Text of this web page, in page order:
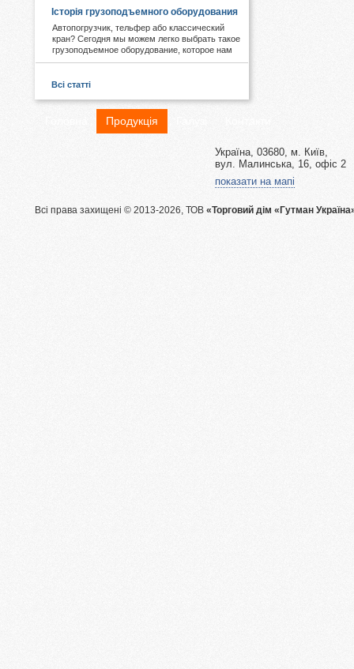
Історія грузоподъемного оборудования
Автопогрузчик, тельфер або классический
кран? Сегодня мы можем легко выбрать такое
грузоподъемное оборудование, которое нам
необходимо. А знаете ли Вы, что первые виды
древности. Примером служат известные
гидротехнические объекты Китая.
Всі статті
Продукція
Україна, 03680, м. Київ,
вул. Малинська, 16, офіс 2
показати на мапі
Всі права захищені © 2013-2026, ТОВ «Торговий дім «Гутман